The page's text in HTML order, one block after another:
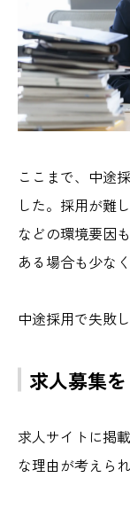
ここまで、中途
した。採用が難
などの環境要因
ある場合も少な
中途採用で失敗
求人募集
求人サイトに掲
な理由が考えられ